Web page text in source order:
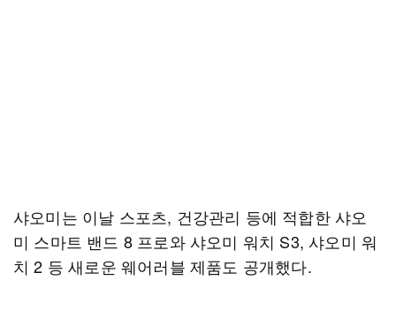
샤오미는 이날 스포츠, 건강관리 등에 적합한 샤오
미 스마트 밴드 8 프로와 샤오미 워치 S3, 샤오미 워
치 2 등 새로운 웨어러블 제품도 공개했다.